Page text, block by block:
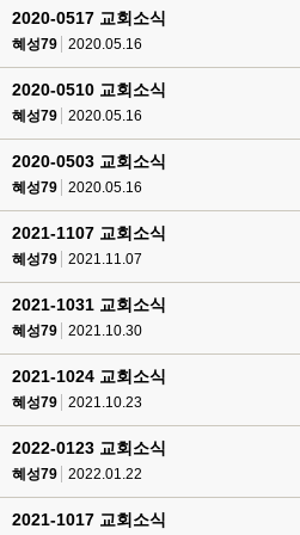
2020-0517 교회소식
혜성79 2020.05.16
2020-0510 교회소식
혜성79 2020.05.16
2020-0503 교회소식
혜성79 2020.05.16
2021-1107 교회소식
혜성79 2021.11.07
2021-1031 교회소식
혜성79 2021.10.30
2021-1024 교회소식
혜성79 2021.10.23
2022-0123 교회소식
혜성79 2022.01.22
2021-1017 교회소식